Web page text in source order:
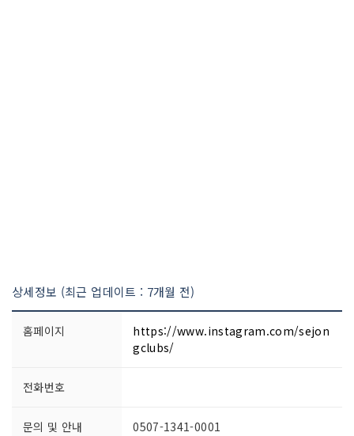
상세정보 (최근 업데이트 : 7개월 전)
홈페이지
https://www.instagram.com/sejon
gclubs/
전화번호
문의 및 안내 0507-1341-0001